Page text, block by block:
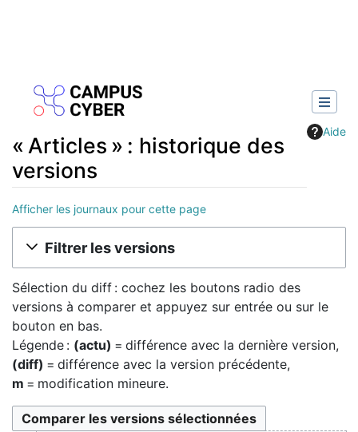
Aide
« Articles » : historique des
versions
Afficher les journaux pour cette page
Aller à :navigation,rechercher
Filtrer les versions
Sélection du diff : cochez les boutons radio des
versions à comparer et appuyez sur entrée ou sur le
bouton en bas.
Légende : (actu) = différence avec la dernière version,
(diff) = différence avec la version précédente,
m = modification mineure.